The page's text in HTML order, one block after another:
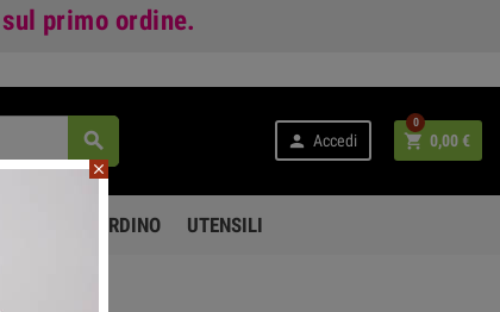
sul primo ordine.
  Accedi  0,00 €
0
E GIARDINO UTENSILI
close